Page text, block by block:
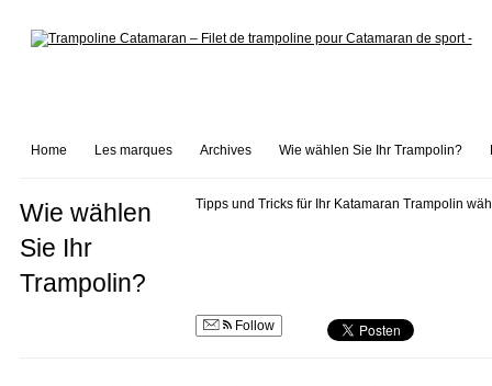
Home Les marques Archives Wie wählen Sie Ihr Trampolin?
Wie wählen
Sie Ihr
Trampolin?
Tipps und Tricks für Ihr Katamaran Trampolin
Follow